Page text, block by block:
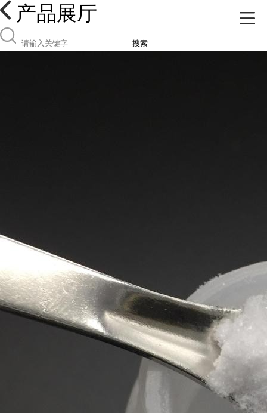
产品展厅
搜索